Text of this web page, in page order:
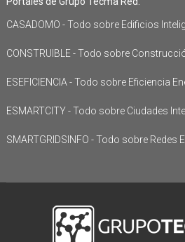
CASADOMO - Todo sobre Edificios
CONSTRUIBLE - Todo sobre
ESEFICIENCIA - Todo sobre Eficiencia
ESMARTCITY - Todo sobre Ciudades
SMARTGRIDSINFO - Todo sobre Redes